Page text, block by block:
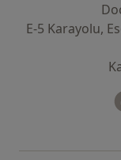
E-5 Karayolu,